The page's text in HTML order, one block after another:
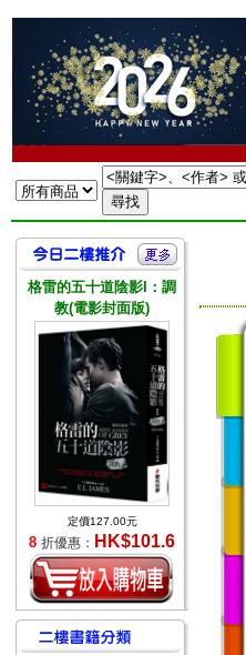
格雷的五十道陰影I：調
教(電影封面版)
定價127.00元
8 折優惠： HK$101.6